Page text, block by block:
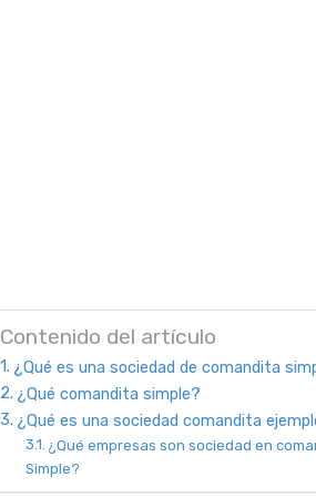
Contenido del artículo
¿Qué es una sociedad de comandita
¿Qué comandita simple?
¿Qué es una sociedad comandita
¿Qué empresas son sociedad en
Simple?